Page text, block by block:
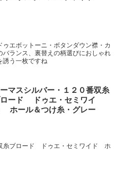
エボットーニ・ボタンダウン襟・カ
バランス、裏替えの柄選びにおしゃれ
誘う一枚ですね
ーマスシルバー・１２０番双糸
ード ドゥエ・セミワイ
ホール＆つけ糸・グレー
糸ブロード ドゥエ・セミワイド ホ